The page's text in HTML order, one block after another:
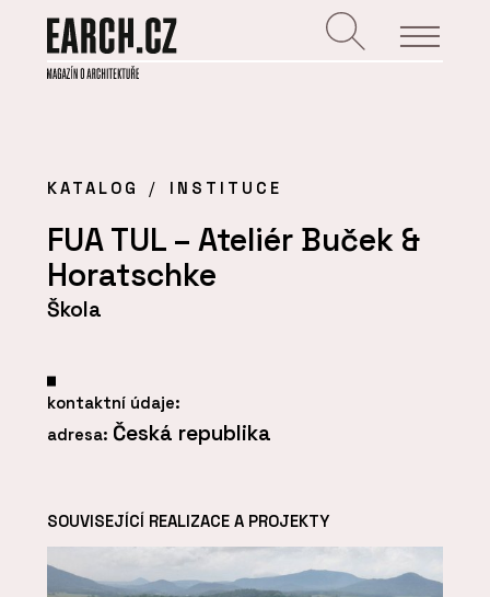
KATALOG INSTITUCE
FUA TUL – Ateliér Buček &
Horatschke
Škola
kontaktní údaje:
adresa: Česká republika
SOUVISEJÍCÍ REALIZACE A PROJEKTY